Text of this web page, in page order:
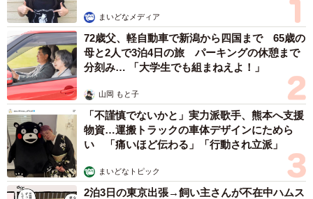
まいどなメディア
72歳父、軽自動車で新潟から四国まで 65歳の
母と2人で3泊4日の旅 パーキングの休憩まで
分刻み… 「大学生でも組まねえよ！」
山岡 もと子
「不謹慎でないかと」実力派歌手、熊本へ支援
物資…運搬トラックの車体デザインにためら
い 「痛いほど伝わる」「行動され立派」
まいどなトピック
2泊3日の東京出張→飼い主さんが不在中ハムス